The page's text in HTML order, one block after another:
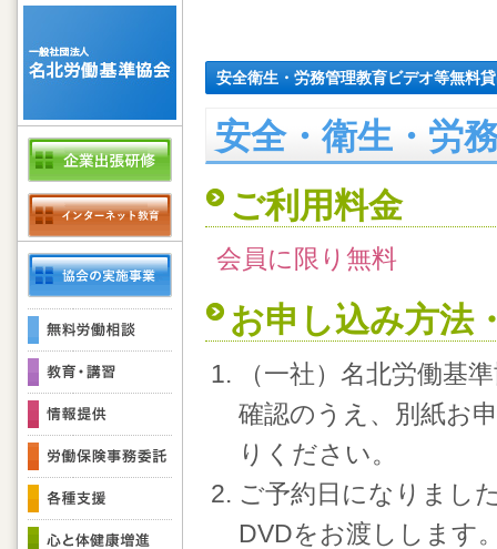
安全衛生・労務管理教育ビデオ等無料
安全・衛生・労
ご利用料金
会員に限り無料
お申し込み方法
（一社）名北労働
確認のうえ、別紙お
りください。
ご予約日になりまし
DVDをお渡しします